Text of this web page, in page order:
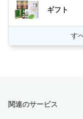
ギフト
す
関連のサービス